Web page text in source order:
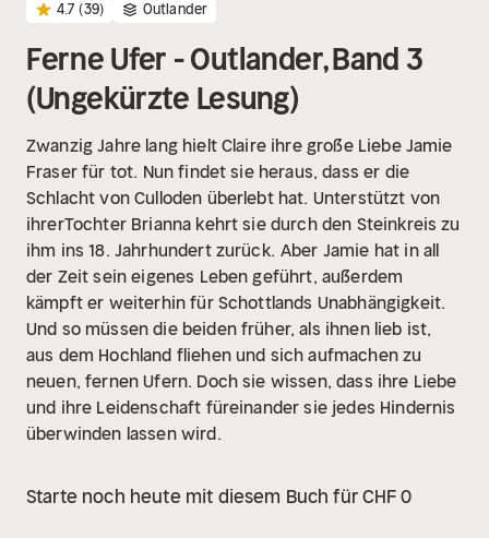
4.7 (39) Outlander
Ferne Ufer - Outlander, Band 3
(Ungekürzte Lesung)
Zwanzig Jahre lang hielt Claire ihre große Liebe Jamie
Fraser für tot. Nun findet sie heraus, dass er die
Schlacht von Culloden überlebt hat. Unterstützt von
ihrerTochter Brianna kehrt sie durch den Steinkreis zu
ihm ins 18. Jahrhundert zurück. Aber Jamie hat in all
der Zeit sein eigenes Leben geführt, außerdem
kämpft er weiterhin für Schottlands Unabhängigkeit.
Und so müssen die beiden früher, als ihnen lieb ist,
aus dem Hochland fliehen und sich aufmachen zu
neuen, fernen Ufern. Doch sie wissen, dass ihre Liebe
und ihre Leidenschaft füreinander sie jedes Hindernis
überwinden lassen wird.
Starte noch heute mit diesem Buch für CHF 0